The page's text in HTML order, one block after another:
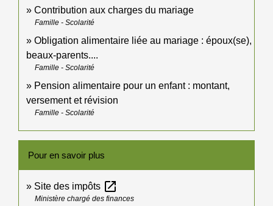
Contribution aux charges du mariage
Famille - Scolarité
Obligation alimentaire liée au mariage : époux(se),
beaux-parents....
Famille - Scolarité
Pension alimentaire pour un enfant : montant,
versement et révision
Famille - Scolarité
Pour en savoir plus
Site des impôts open_in_new
Ministère chargé des finances